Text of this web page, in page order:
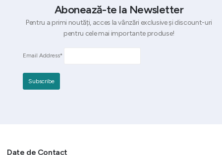
Abonează-te la Newsletter
Pentru a primi noutăți, acces la vânzări exclusive și discount-uri
pentru cele mai importante produse!
Email Address*
Date de Contact